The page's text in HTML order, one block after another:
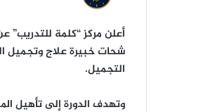
أعلن مركز “كلمة
شحات خبيرة علاج وتجميل
التجميل.
وتهدف الدورة إلى تأهيل